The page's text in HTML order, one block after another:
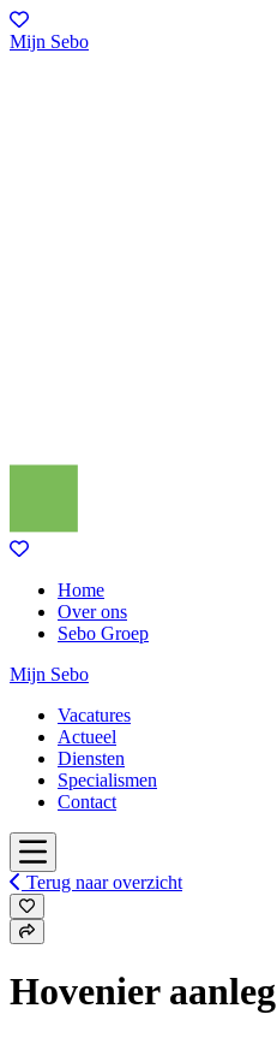
Mijn Sebo
Home
Over ons
Sebo Groep
Mijn Sebo
Vacatures
Actueel
Diensten
Specialismen
Contact
Terug naar overzicht
Hovenier aanleg